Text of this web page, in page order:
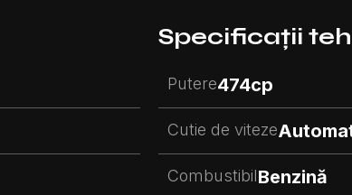
Specificații
Putere474cp
Cutie de viteze
CombustibilBenzină